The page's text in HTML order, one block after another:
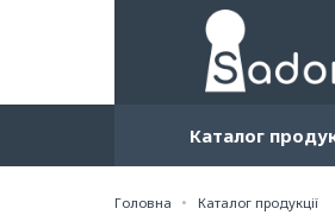
Каталог
Головна Каталог продукції